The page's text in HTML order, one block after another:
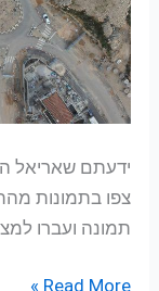
ידעתם שאריאל
צפו בתמונות
תמונה ועברו
Read More »